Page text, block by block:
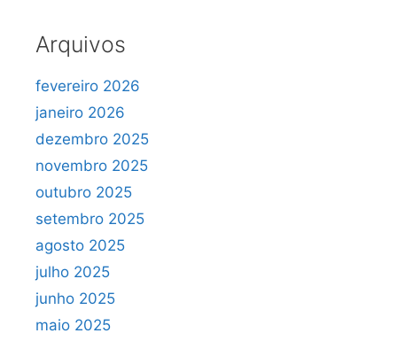
Arquivos
fevereiro 2026
janeiro 2026
dezembro 2025
novembro 2025
outubro 2025
setembro 2025
agosto 2025
julho 2025
junho 2025
maio 2025